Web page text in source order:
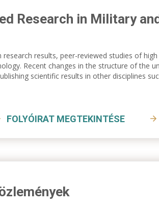
Research in Military
results, peer-reviewed studies of
Recent changes in the structure of the
scientific results in other disciplines
FOLYÓIRAT MEGTEKINTÉSE